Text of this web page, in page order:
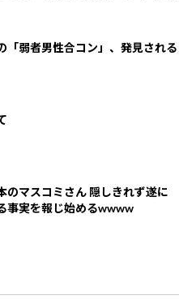
「弱者男性合コン」、発見される
のマスコミさん 隠しきれず遂に
事実を報じ始めるwwww